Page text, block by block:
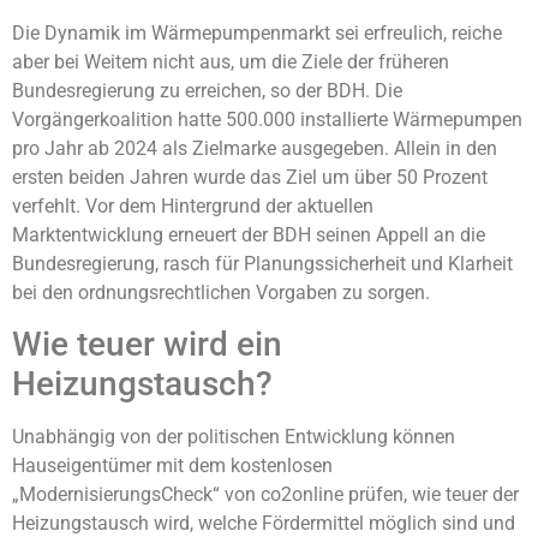
Die Dynamik im Wärmepumpenmarkt sei erfreulich, reiche
aber bei Weitem nicht aus, um die Ziele der früheren
Bundesregierung zu erreichen, so der BDH. Die
Vorgängerkoalition hatte 500.000 installierte Wärmepumpen
pro Jahr ab 2024 als Zielmarke ausgegeben. Allein in den
ersten beiden Jahren wurde das Ziel um über 50 Prozent
verfehlt. Vor dem Hintergrund der aktuellen
Marktentwicklung erneuert der BDH seinen Appell an die
Bundesregierung, rasch für Planungssicherheit und Klarheit
bei den ordnungsrechtlichen Vorgaben zu sorgen.
Wie teuer wird ein
Heizungstausch?
Unabhängig von der politischen Entwicklung können
Hauseigentümer mit dem kostenlosen
„ModernisierungsCheck“ von co2online prüfen, wie teuer der
Heizungstausch wird, welche Fördermittel möglich sind und